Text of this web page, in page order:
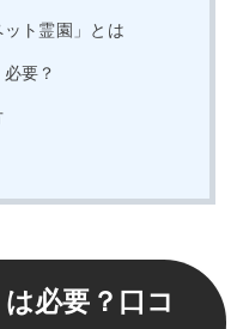
ト霊園」とは
要？
必要？口コ